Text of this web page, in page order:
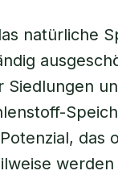
natürliche
das